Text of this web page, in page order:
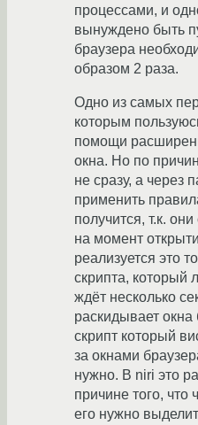
процессами, и
вынуждено быть
браузера
образом 2 раза.
Одно из самых
которым
помощи
окна. Но по
не сразу, а через
применить
получится, т.к.
на момент
реализуется это
скрипта, который
ждёт несколько
раскидывает
скрипт который
за окнами
нужно. В niri это
причине того, что
его нужно